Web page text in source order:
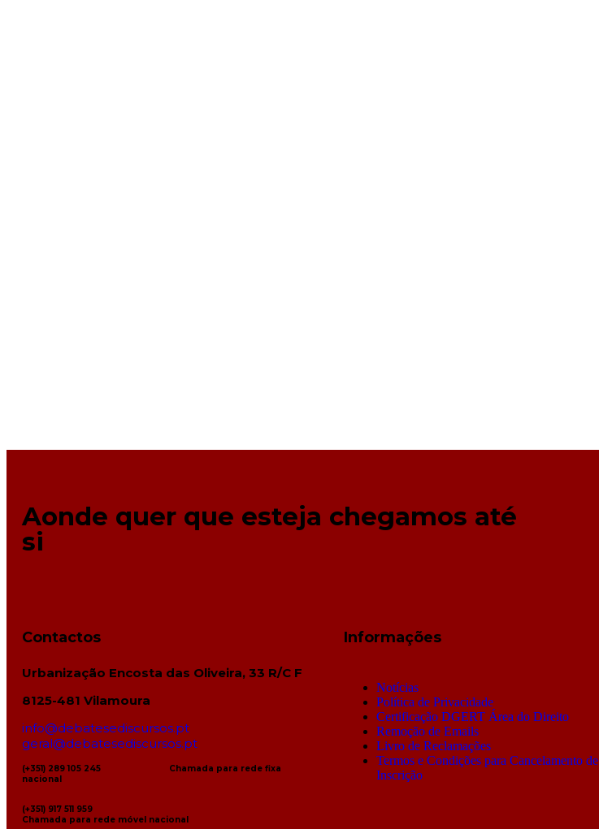
Aonde quer que esteja chegamos até
si
Contactos
Urbanização Encosta das Oliveira, 33 R/C F
8125-481 Vilamoura
info@debatesediscursos.pt
geral@debatesediscursos.pt
(+351) 289 105 245 Chamada para rede fixa
nacional
(+351) 917 511 959
Chamada para rede móvel nacional
Informações
Notícias
Política de Privacidade
Certificação DGERT Área do Direito
Remoção de Emails
Livro de Reclamações
Termos e Condições para Cancelamento de
Inscrição